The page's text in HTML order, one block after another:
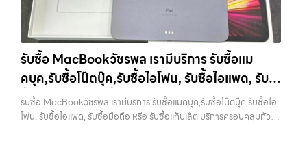
วังหิน อย่างเต็มที่ ไม่ว่าคุณจะค้นหาคำว่า “รับซื้อมือถือใกล้ฉัน”, “รับซื้อ
โทรศัพท์มือสองกรุงเทพ”, “ขาย iPad ได้ราคา”, “รับซื้อแท็บเล็ต กรุงเทพ
ถึงที่”, หรือ “รับซื้อ Samsung มือสอง ราคาสูง” — ที่นี่คือคำตอบ เพราะ
บริการของเรามุ่งตรงให้คุณได้รับราคาและความสะดวกสบายที่เหนือกว่า
เลือกเราแล้วคุณจะได้บริการที่คุณไว้วางใจ พร้อมทีมงานที่พร้อมอำนวย
ความสะดวก นัดรับถึงที่ ตรวจสภาพอย่างมืออาชีพ และจ่ายเงินทันที
ทั้งหมดนี้เพื่อให้การขายอุปกรณ์ของคุณเป็นเรื่องง่ายขึ้น ดีกว่า รวดเร็วกว่า
และคุ้มค่ากว่า ทำไมต้องเลือกเรา ผู้เชี่ยวชาญด้านการให้บริการ รับซื้อมือถือ
iPhone, Samsung, ไอแพด แท็บเล็ตทุกยี่ห้อ ในราคาสูง พร้อมจ่ายเงิน
บริการ รับซื้อ มือถือ iPhone, Samsung, iPad, แท็บเล็ต ทุกยี่ห้อ ให้ราคา
สูง พร้อมจ่ายเงินทันที ครอบคลุมพื้นที่ ลาดพร้าว, รัชดา, บางรัก,
แจ้งวัฒนะ, บางแค, วัชรพล, รามอินทรา และเขตกรุงเทพฯ ใกล้ “ใกล้ ฉัน”
ที่สุด ในยุคที่สมาร์ทโฟน แท็บเล็ต และอุปกรณ์ไอทีใหม่ๆ เปลี่ยนรุ่นกันแทบ
ทุกช่วงเวลา อุปกรณ์ที่คุณใช้แล้วอาจกลายเป็นของที่ไม่ได้ใช้งานอยู่เฉยๆ
เว็บไซต์ของเราจึงเกิดขึ้นเพื่อเป็นทางเลือกให้คุณสามารถเปลี่ยนอุปกรณ์ที่
ไม่ใช้แล้วให้กลายเป็นเงินสดได้ทันที ด้วยบริการ รับซื้อไอโฟน, รับซื้อไอแพด,
รับซื้อมือถือ, รับซื้อโทรศัพท์, รับซื้อโน๊ตบุ๊ค, รับซื้อแท็บเล็ต, รับซื้อสินค้าไอที
กรุงเทพมหานคร อย่างครบวงจร ไม่ว่าคุณจะอยู่โซนเมืองหรือเขตชานเมือง
รับซื้อ MacBookวัชรพล เรามีบริการ รับซื้อแม
คบุค,รับซื้อโน๊ตบุ๊ค,รับซื้อไอโฟน, รับซื้อไอแพด, รับ
ซื้อมือถือ หรือ รับซื้อแท็บเล็ต บริการครอบคลุมทั่ว
กรุงเทพ และพื้นที่ใกล้เคียง
รับซื้อ MacBookวัชรพล เรามีบริการ รับซื้อแมคบุค,รับซื้อโน๊ตบุ๊ค,รับซื้อไอ
โฟน, รับซื้อไอแพด, รับซื้อมือถือ หรือ รับซื้อแท็บเล็ต บริการครอบคลุมทั่ว